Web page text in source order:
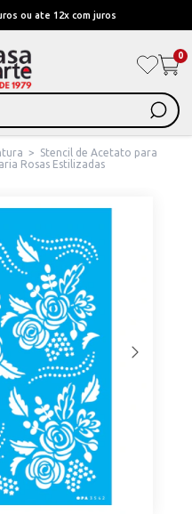
ou ate 12x com juros
0
>
Stencil de Acetato para
Rosas Estilizadas